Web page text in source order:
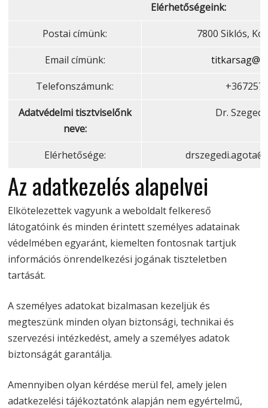
Elérhetőségeink:
Postai címünk:
7800 Siklós,
Email címünk:
Telefonszámunk:
Adatvédelmi tisztviselőnk
neve:
Dr.
Elérhetősége:
Az adatkezelés alapelvei
Elkötelezettek vagyunk a weboldalt felkereső
látogatóink és minden érintett személyes adatainak
védelmében egyaránt, kiemelten fontosnak tartjuk
információs önrendelkezési jogának tiszteletben
tartását.
A személyes adatokat bizalmasan kezeljük és
megteszünk minden olyan biztonsági, technikai és
szervezési intézkedést, amely a személyes adatok
biztonságát garantálja.
Amennyiben olyan kérdése merül fel, amely jelen
adatkezelési tájékoztatónk alapján nem egyértelmű,